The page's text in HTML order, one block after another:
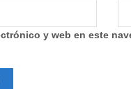
y web en este